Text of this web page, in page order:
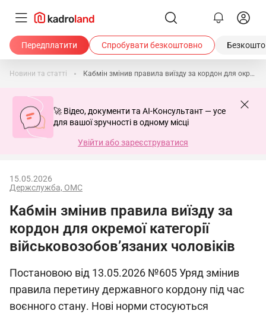
Передплатити Спробувати безкоштовно
Новини та статті Кабмін змінив правила виїзду за кордон для окремої категорії військовозобов’язаних чоловіків
🚀 Відео, документи та AI-Консультант — усе
для вашої зручності в одному місці
Увійти або зареєструватися
Держслужба, ОМС
15.05.2026
Кабмін змінив правила виїзду за
кордон для окремої категорії
військовозобов’язаних чоловіків
Постановою від 13.05.2026 №605 Уряд змінив
правила перетину державного кордону під час
воєнного стану. Нові норми стосуються